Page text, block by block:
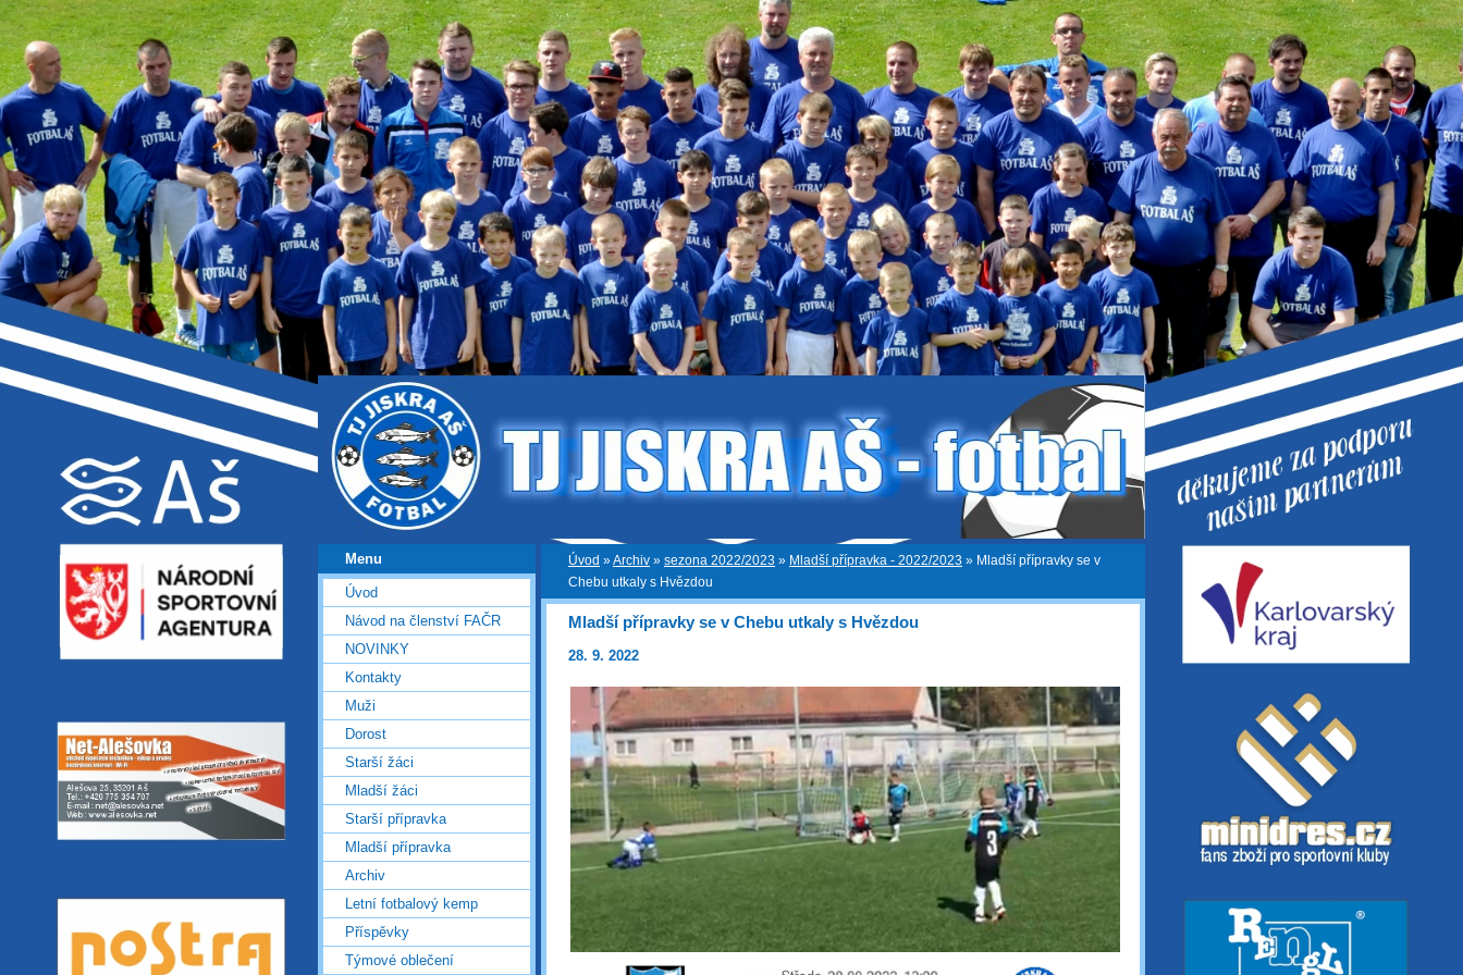
Úvod »Archiv » sezona 2022/2023 » Mladší přípravka - 2022/2023 » Mladší přípravky se v
Chebu utkaly s Hvězdou
Mladší přípravky se v Chebu utkaly s Hvězdou
28. 9. 2022
Menu
Úvod
Návod na členství FAČR
NOVINKY
Kontakty
Muži
Dorost
Starší žáci
Mladší žáci
Starší přípravka
Mladší přípravka
Archiv
Letní fotbalový kemp
Příspěvky
Týmové oblečení